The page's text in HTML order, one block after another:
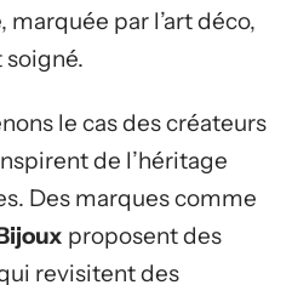
par l’art déco,
le cas des créateurs
de l’héritage
Des marques comme
proposent des
revisitent des